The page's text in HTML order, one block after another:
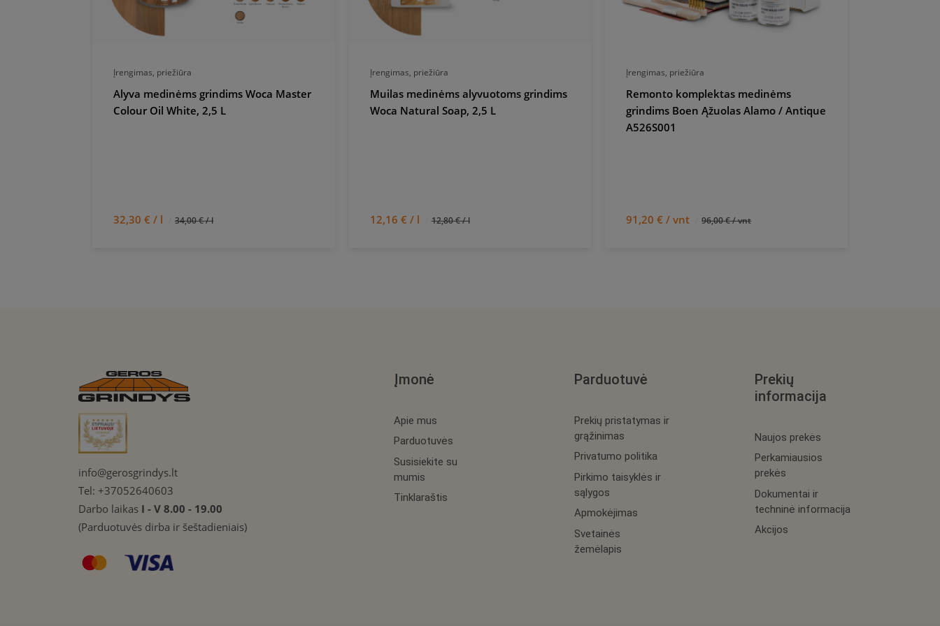
Įrengimas, priežiūra
Alyva medinėms grindims Woca Master
Colour Oil White, 2,5 L
32,30 € / l 34,00 € / l
Įrengimas, priežiūra
Muilas medinėms alyvuotoms grindims
Woca Natural Soap, 2,5 L
12,16 € / l 12,80 € / l
Įrengimas, priežiūra
Remonto komplektas medinėms
grindims Boen Ąžuolas Alamo / Antique
A526S001
91,20 € / vnt 96,00 € / vnt
info@gerosgrindys.lt
Tel: +37052640603
Darbo laikas I - V 8.00 - 19.00
(Parduotuvės dirba ir šeštadieniais)
Įmonė
Apie mus
Susisiekite su
mumis
Parduotuvės
Tinklaraštis
Parduotuvė
Prekių pristatymas ir
grąžinimas
Privatumo politika
Pirkimo taisyklės ir
sąlygos
Apmokėjimas
Svetainės
žemėlapis
Prekių
informacija
Akcijos
Naujos prekės
Perkamiausios
prekės
Dokumentai ir
techninė informacija